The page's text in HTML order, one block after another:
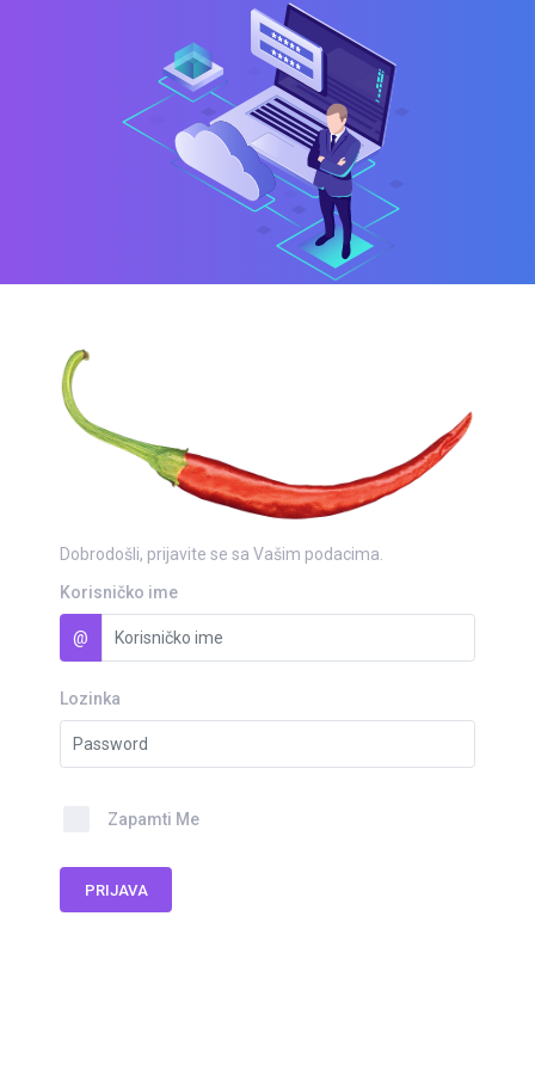
Dobrodošli, prijavite se sa Vašim podacima.
Korisničko ime
@
Lozinka
Zapamti Me